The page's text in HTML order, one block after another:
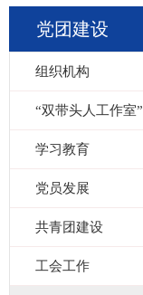
党团建设
组织机构
“双带头人工作室”
学习教育
党员发展
共青团建设
工会工作